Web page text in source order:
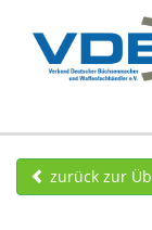
zurück zur